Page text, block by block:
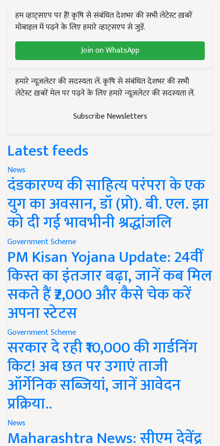
हम व्हाट्सएप पर हैं! कृषि से संबंधित देशभर की सभी लेटेस्ट ख़बरें
मोबाइल में पढ़ने के लिए हमारे व्हाट्सएप से जुड़ें.
Join on WhatsApp
हमारे न्यूज़लेटर की सदस्यता लें. कृषि से संबंधित देशभर की सभी
लेटेस्ट ख़बरें मेल पर पढ़ने के लिए हमारे न्यूज़लेटर की सदस्यता लें.
Subscribe Newsletters
Latest feeds
News
दंडकारण्य की साहित्य परंपरा के एक
युग का अवसान, डॉ (प्रो). बी. एल. झा
को दी गई भावभीनी श्रद्धांजलि
Government Scheme
PM Kisan Yojana Update: 24वीं
किस्त का इंतजार बढ़ा, जानें कब मिल
सकते हैं ₹2,000 और कैसे चेक करें
अपना स्टेटस
Government Scheme
सरकार दे रही ₹10,000 की गार्डनिंग
किट! अब छत पर उगाएं ताजी
ऑर्गेनिक सब्जियां, जानें आवेदन
प्रक्रिया..
News
Maharashtra News: सीएम देवेंद्र